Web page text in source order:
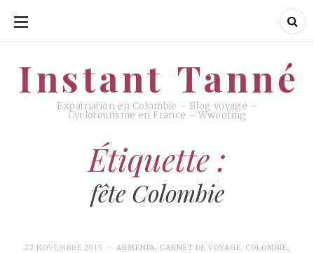
ALLER
CONTENU
Instant Tanné
Expatriation en Colombie – Blog voyage –
Cyclotourisme en France – Wwoofing
Instant Tanné
Étiquette :
fête Colombie
22 NOVEMBRE 2015 ARMENIA, CARNET DE VOYAGE, COLOMBIE,